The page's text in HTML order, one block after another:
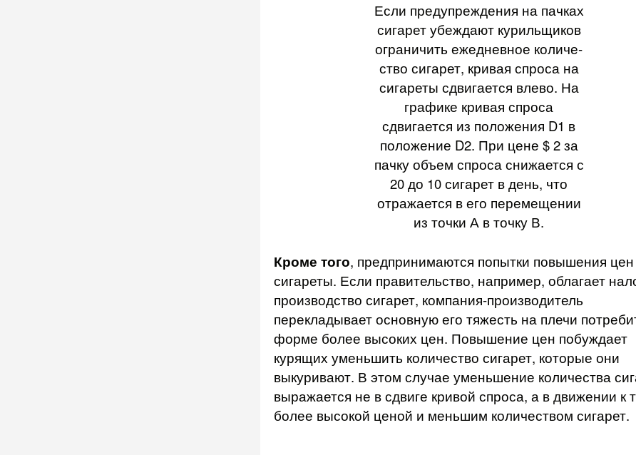
Если предупрежде­ния на пачках
сигарет убеждают курильщиков
ограничить ежедневное количе­
ство сигарет, кривая спроса на
сигареты сдвигается влево. На
графике кривая спроса
сдвигается из положения D1 в
положение D2. При цене $ 2 за
пачку объем спроса снижается с
20 до 10 сигарет в день, что
отражается в его перемещении
из точки А в точку В.
Кроме того, предпринимаются попытки повышения
сигареты. Если правительство, например, облагает
производство сигарет, компания-про­изводитель
перекладывает основную его тяжесть на плечи
форме более высоких цен. Повышение цен побуждает
курящих уменьшить количество сигарет, которые они
выкуривают. В этом случае уменьшение количества
выражается не в сдвиге кривой спроса, а в движении к
более высокой ценой и меньшим количеством сигарет.